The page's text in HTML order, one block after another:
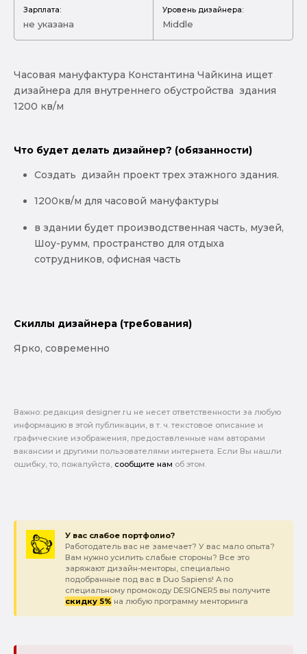
Зарплата:
не указана
Уровень дизайнера:
Middle
Часовая мануфактура Константина Чайкина ищет
дизайнера для внутреннего обустройства здания
1200 кв/м
Что будет делать дизайнер? (обязанности)
Создать дизайн проект трех этажного здания.
1200кв/м для часовой мануфактуры
в здании будет производственная часть, музей,
Шоу-румм, пространство для отдыха
сотрудников, офисная часть
Скиллы дизайнера (требования)
Ярко, современно
Важно: pедакция designer.ru не несет ответственности за любую
информацию в этой публикации, в т. ч. текстовое описание и
графические изображения, предоставленные нам авторами
вакансии и другими пользователями интернета. Если Вы нашли
ошибку, то, пожалуйста, сообщите нам об этом.
У вас слабое портфолио?
Работодатель вас не замечает? У вас мало опыта?
Вам нужно усилить слабые стороны? Все это
заряжают дизайн-менторы, специально
подобранные под вас в Duo Sapiens! А по
специальному промокоду DESIGNER5 вы получите
скидку 5% на любую программу менторинга